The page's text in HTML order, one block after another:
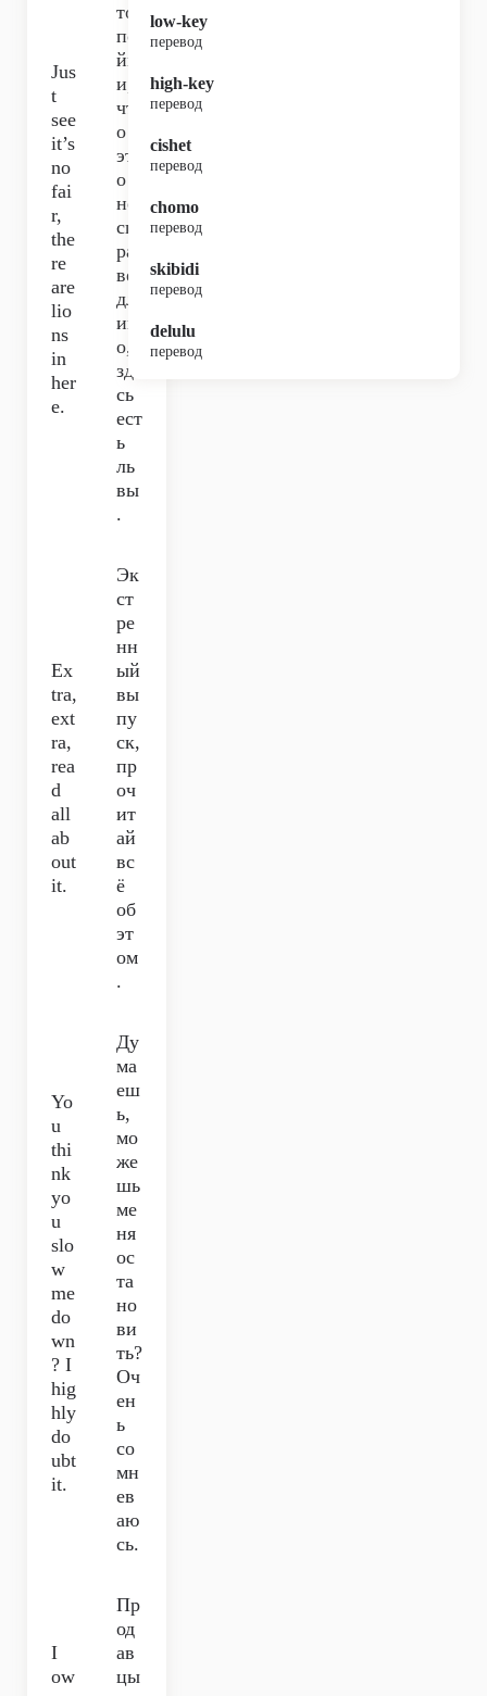
Jus
t
see
it’s
no
fai
r,
the
re
are
lio
ns
in
her
e.
то
по
йм
и,
чт
о
эт
о
не
сп
ра
ве
дл
ив
о,
зде
сь
ест
ь
ль
вы
.
Ex
tra,
ext
ra,
rea
d
all
ab
out
it.
Эк
ст
ре
нн
ый
вы
пу
ск,
пр
оч
ит
ай
вс
ё
об
эт
ом
.
Yo
u
thi
nk
yo
u
slo
w
me
do
wn
? I
hig
hly
do
ubt
it.
Ду
ма
еш
ь,
мо
же
шь
ме
ня
ос
та
но
ви
ть?
Оч
ен
ь
со
мн
ев
аю
сь.
I
ow
Пр
од
ав
цы
low-key
перевод
high-key
перевод
cishet
перевод
chomo
перевод
skibidi
перевод
delulu
перевод